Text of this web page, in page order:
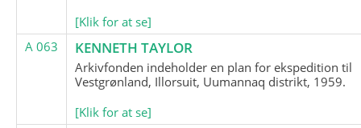
[Klik for at se]
A 063
KENNETH TAYLOR
Arkivfonden indeholder en plan for ekspedition til
Vestgrønland, Illorsuit, Uumannaq distrikt, 1959.
[Klik for at se]